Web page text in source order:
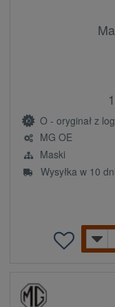
O - oryginał z
MG OE
Maski
Wysyłka w 10